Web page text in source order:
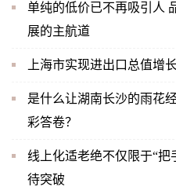
单纯的低价已不再吸引人
展的主航道
上海市实现进出口总值增
是什么让湖南长沙的雨花
彩答卷？
线上化适老绝不仅限于“把
待突破